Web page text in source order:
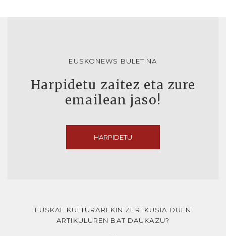
EUSKONEWS BULETINA
Harpidetu zaitez eta zure
emailean jaso!
HARPIDETU
EUSKAL KULTURAREKIN ZER IKUSIA DUEN
ARTIKULUREN BAT DAUKAZU?